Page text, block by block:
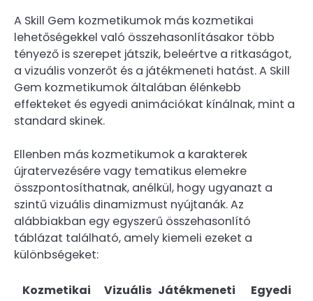
A Skill Gem kozmetikumok más kozmetikai
lehetőségekkel való összehasonlításakor több
tényező is szerepet játszik, beleértve a ritkaságot,
a vizuális vonzerőt és a játékmeneti hatást. A Skill
Gem kozmetikumok általában élénkebb
effekteket és egyedi animációkat kínálnak, mint a
standard skinek.
Ellenben más kozmetikumok a karakterek
újratervezésére vagy tematikus elemekre
összpontosíthatnak, anélkül, hogy ugyanazt a
szintű vizuális dinamizmust nyújtanák. Az
alábbiakban egy egyszerű összehasonlító
táblázat található, amely kiemeli ezeket a
különbségeket:
Kozmetikai
Vizuális Játékmeneti
Egyedi